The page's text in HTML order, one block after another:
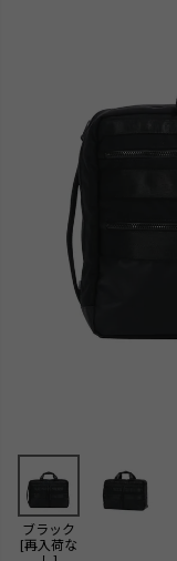
ブラック
[再入荷な